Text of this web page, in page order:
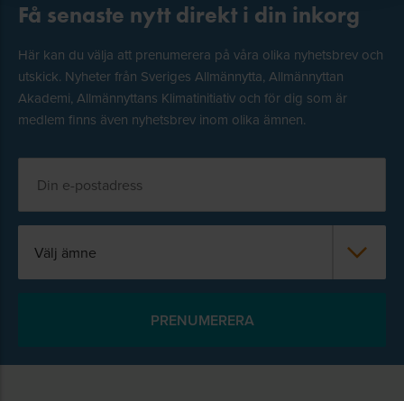
Få senaste nytt direkt i din inkorg
Här kan du välja att prenumerera på våra olika nyhetsbrev och
utskick. Nyheter från Sveriges Allmännytta, Allmännyttan
Akademi, Allmännyttans Klimatinitiativ och för dig som är
medlem finns även nyhetsbrev inom olika ämnen.
Välj ämne